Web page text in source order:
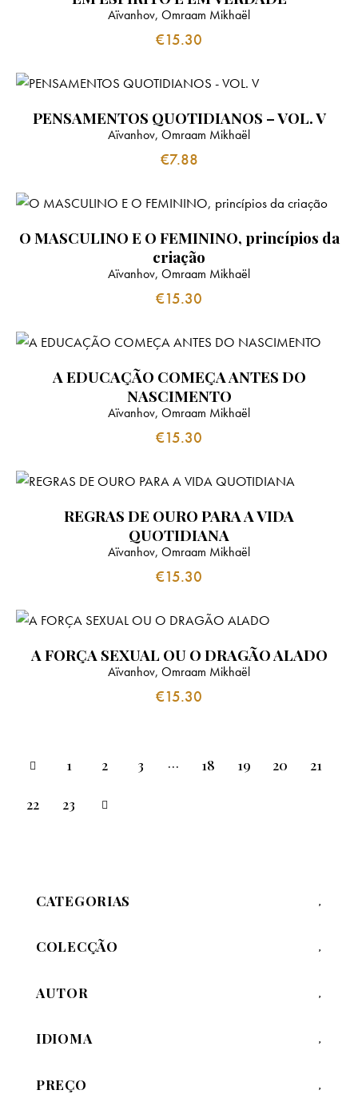
Aïvanhov, Omraam Mikhaël
€15.30
PENSAMENTOS QUOTIDIANOS – VOL. V
Aïvanhov, Omraam Mikhaël
€7.88
O MASCULINO E O FEMININO, princípios da
criação
Aïvanhov, Omraam Mikhaël
€15.30
A EDUCAÇÃO COMEÇA ANTES DO
NASCIMENTO
Aïvanhov, Omraam Mikhaël
€15.30
REGRAS DE OURO PARA A VIDA
QUOTIDIANA
Aïvanhov, Omraam Mikhaël
€15.30
A FORÇA SEXUAL OU O DRAGÃO ALADO
Aïvanhov, Omraam Mikhaël
€15.30
1 2 3 … 18 19 20 21
22 23
→
CATEGORIAS
COLECÇÃO
AUTOR
IDIOMA
PREÇO